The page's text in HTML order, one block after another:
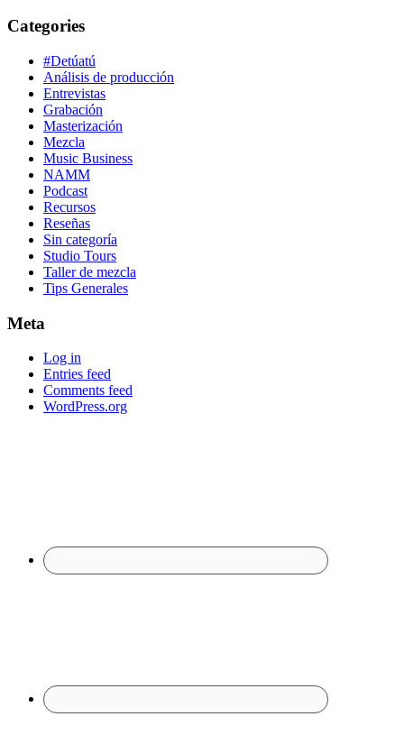
Categories
#Detúatú
Análisis de producción
Entrevistas
Grabación
Masterización
Mezcla
Music Business
NAMM
Podcast
Recursos
Reseñas
Sin categoría
Studio Tours
Taller de mezcla
Tips Generales
Meta
Log in
Entries feed
Comments feed
WordPress.org